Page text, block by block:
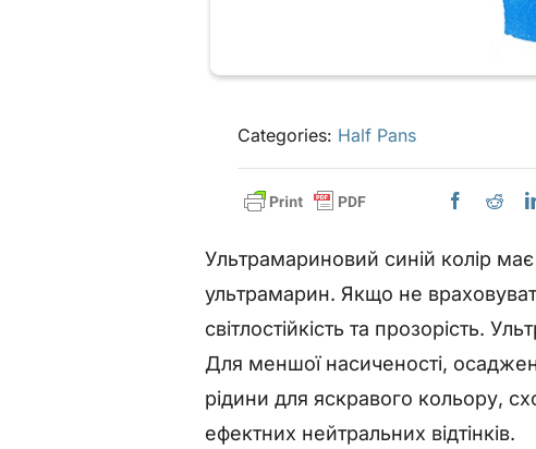
Categories: Half Pans
Ультрамариновий синій колір
ультрамарин. Якщо не
світлостійкість та прозорість.
Для меншої насиченості,
рідини для яскравого кольору,
ефектних нейтральних відтінків.